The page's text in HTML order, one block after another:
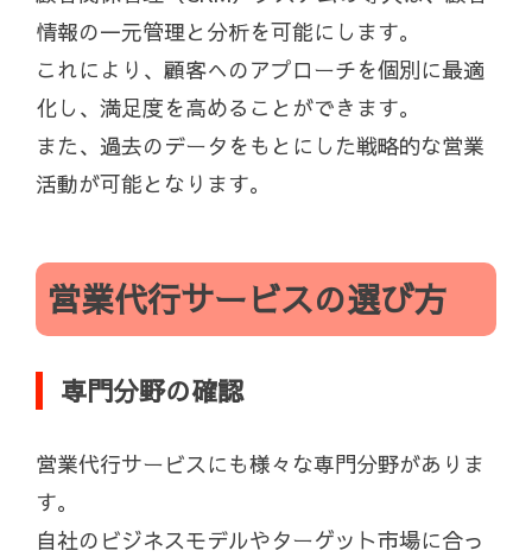
情報の一元管理と分析を可能にします。
これにより、顧客へのアプローチを個別に最適
化し、満足度を高めることができます。
また、過去のデータをもとにした戦略的な営業
活動が可能となります。
営業代行サービスの選び方
専門分野の確認
営業代行サービスにも様々な専門分野がありま
す。
自社のビジネスモデルやターゲット市場に合っ